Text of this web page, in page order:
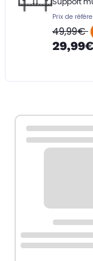
Prix de
49,99€
29,99€